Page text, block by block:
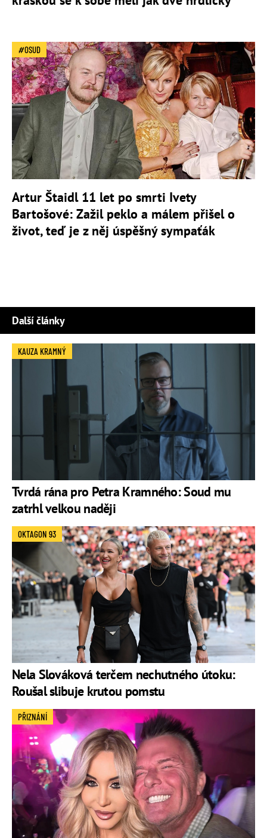
OSUD
Artur Štaidl 11 let po smrti Ivety
Bartošové: Zažil peklo a málem přišel o
život, teď je z něj úspěšný sympaťák
Další články
Tvrdá rána pro Petra Kramného: Soud mu
zatrhl velkou naději
KAUZA KRAMNÝ
Nela Slováková terčem nechutného útoku:
Roušal slibuje krutou pomstu
OKTAGON 93
PŘIZNÁNÍ